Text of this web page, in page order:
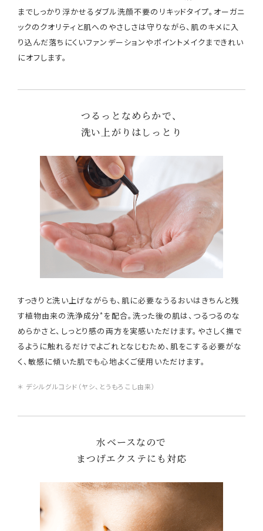
までしっかり浮かせるダブル洗顔不要のリキッドタイプ。オーガニ
ックのクオリティと肌へのやさしさは守りながら、肌のキメに入
り込んだ落ちにくいファンデーションやポイントメイクまできれい
にオフします。
つるっとなめらかで、
洗い上がりはしっとり
すっきりと洗い上げながらも、肌に必要なうるおいはきちんと残
す植物由来の洗浄成分* を配合。洗った後の肌は、つるつるのな
めらかさと、しっとり感の両方を実感いただけます。やさしく撫で
るように触れるだけでよごれとなじむため、肌をこする必要がな
く、敏感に傾いた肌でも心地よくご使用いただけます。
＊ デシルグルコシド（ヤシ、とうもろこし由来）
水ベースなので
まつげエクステにも対応